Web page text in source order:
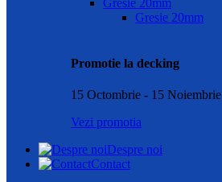
Gresie 20mm
Promotie la decking
15 Octombrie - 15 Noiembrie
Vezi promotia
Despre noi
Contact